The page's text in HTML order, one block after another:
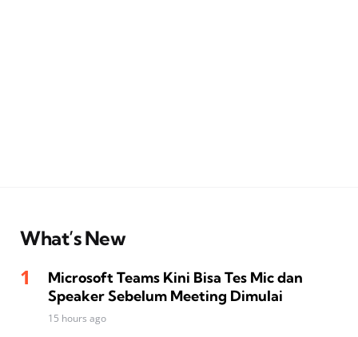
What’s New
Microsoft Teams Kini Bisa Tes Mic dan
Speaker Sebelum Meeting Dimulai
15 hours ago